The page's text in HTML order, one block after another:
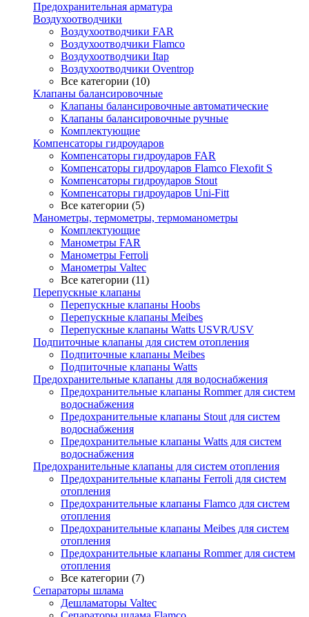
Предохранительная арматура
Воздухоотводчики
Воздухоотводчики FAR
Воздухоотводчики Flamco
Воздухоотводчики Itap
Воздухоотводчики Oventrop
Все категории (10)
Клапаны балансировочные
Клапаны балансировочные автоматические
Клапаны балансировочные ручные
Комплектующие
Компенсаторы гидроударов
Компенсаторы гидроударов FAR
Компенсаторы гидроударов Flamco Flexofit S
Компенсаторы гидроударов Stout
Компенсаторы гидроударов Uni-Fitt
Все категории (5)
Манометры, термометры, термоманометры
Комплектующие
Манометры FAR
Манометры Ferroli
Манометры Valtec
Все категории (11)
Перепускные клапаны
Перепускные клапаны Hoobs
Перепускные клапаны Meibes
Перепускные клапаны Watts USVR/USV
Подпиточные клапаны для систем отопления
Подпиточные клапаны Meibes
Подпиточные клапаны Watts
Предохранительные клапаны для водоснабжения
Предохранительные клапаны Rommer для систем
водоснабжения
Предохранительные клапаны Stout для систем
водоснабжения
Предохранительные клапаны Watts для систем
водоснабжения
Предохранительные клапаны для систем отопления
Предохранительные клапаны Ferroli для систем
отопления
Предохранительные клапаны Flamco для систем
отопления
Предохранительные клапаны Meibes для систем
отопления
Предохранительные клапаны Rommer для систем
отопления
Все категории (7)
Сепараторы шлама
Дешламаторы Valtec